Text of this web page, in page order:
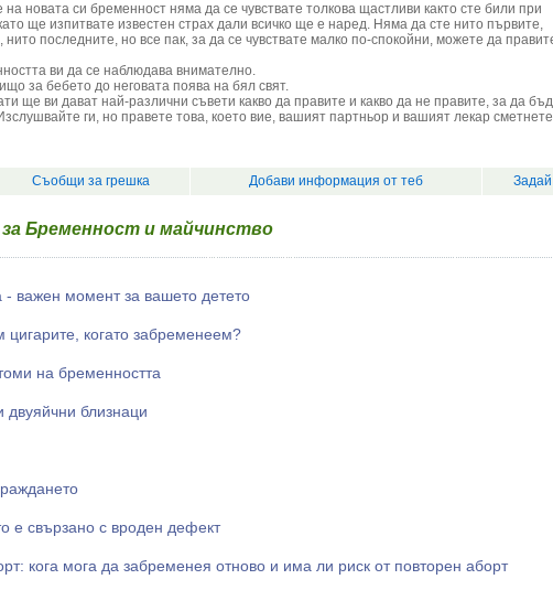
новата си бременност няма да се чувствате толкова щастливи както сте били при
ще изпитвате известен страх дали всичко ще е наред. Няма да сте нито първите,
последните, но все пак, за да се чувствате малко по-спокойни, можете да
ви да се наблюдава внимателно.
за бебето до неговата поява на бял свят.
ще ви дават най-различни съвети какво да правите и какво да не правите, за да
ги, но правете това, което вие, вашият партньор и вашият лекар
Съобщи за грешка Добави информация от теб
Бременност и майчинство
важен момент за вашето детето
цигарите, когато забременеем?
на бременността
двуяйчни близнаци
е свързано с вроден дефект
кога мога да забременея отново и има ли риск от повторен аборт